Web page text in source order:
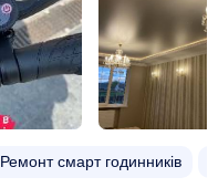
Ремонт смарт годинників